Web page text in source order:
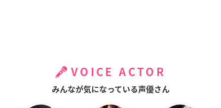
VOICE ACTOR
みんなが気になっている声優さん